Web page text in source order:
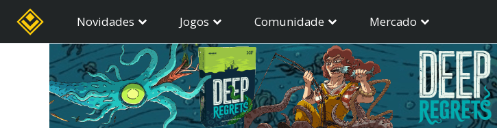
Novidades Jogos Comunidade Mercado